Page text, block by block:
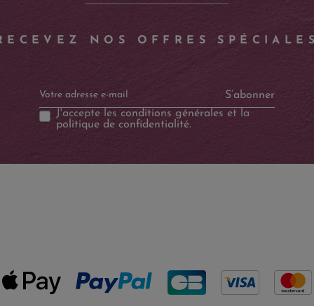
NOS OFFRES
S’abonner
J'accepte les conditions générales et la
politique de confidentialité.